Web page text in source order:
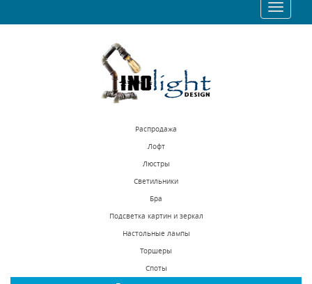
Toggle
Распродажа
Лофт
Люстры
Светильники
Бра
Подсветка картин и зеркал
Настольные лампы
Торшеры
Споты